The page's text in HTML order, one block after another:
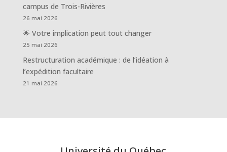
campus de Trois-Rivières
26 mai 2026
🌟 Votre implication peut tout changer
25 mai 2026
Restructuration académique : de l’idéation à
l’expédition facultaire
21 mai 2026